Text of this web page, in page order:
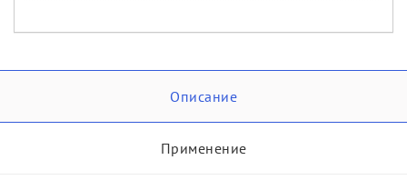
Описание
Применение